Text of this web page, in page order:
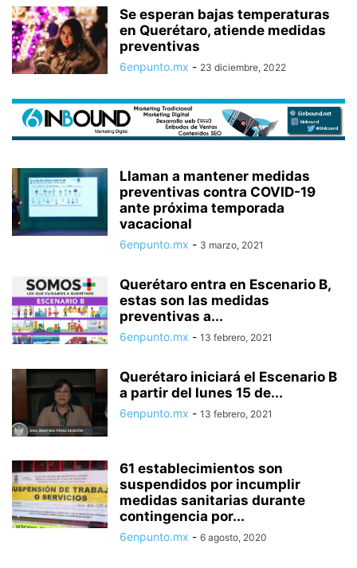
Se esperan bajas temperaturas
en Querétaro, atiende medidas
preventivas
6enpunto.mx - 23 diciembre, 2022
Llaman a mantener medidas
preventivas contra COVID-19
ante próxima temporada
vacacional
6enpunto.mx - 3 marzo, 2021
Querétaro entra en Escenario B,
estas son las medidas
preventivas a...
6enpunto.mx - 13 febrero, 2021
Querétaro iniciará el Escenario B
a partir del lunes 15 de...
6enpunto.mx - 13 febrero, 2021
61 establecimientos son
suspendidos por incumplir
medidas sanitarias durante
contingencia por...
6enpunto.mx - 6 agosto, 2020